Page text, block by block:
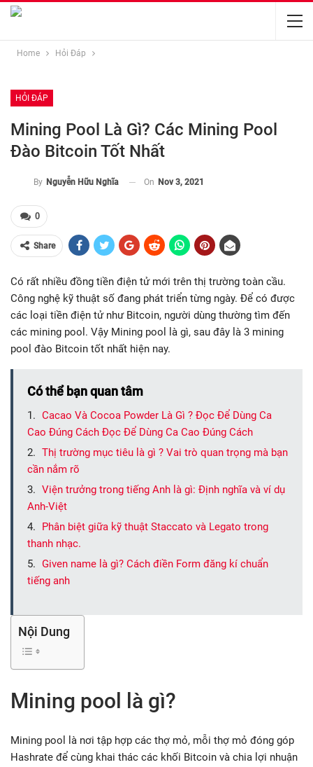
Home Hỏi Đáp
HỎI ĐÁP
Mining Pool Là Gì? Các Mining Pool
Đào Bitcoin Tốt Nhất
By Nguyễn Hữu Nghĩa On Nov 3, 2021
0
Share
Có rất nhiều đồng tiền điện tử mới trên thị trường toàn cầu.
Công nghệ kỹ thuật số đang phát triển từng ngày. Để có được
các loại tiền điện tử như Bitcoin, người dùng thường tìm đến
các mining pool. Vậy Mining pool là gì, sau đây là 3 mining
pool đào Bitcoin tốt nhất hiện nay.
Có thể bạn quan tâm
Cacao Và Cocoa Powder Là Gì ? Đọc Để Dùng Ca
Cao Đúng Cách Đọc Để Dùng Ca Cao Đúng Cách
Thị trường mục tiêu là gì ? Vai trò quan trọng mà bạn
cần nắm rõ
Viện trưởng trong tiếng Anh là gì: Định nghĩa và ví dụ
Anh-Việt
Phân biệt giữa kỹ thuật Staccato và Legato trong
thanh nhạc.
Given name là gì? Cách điền Form đăng kí chuẩn
tiếng anh
Nội Dung
Mining pool là gì?
Mining pool là nơi tập hợp các thợ mỏ, mỗi thợ mỏ đóng góp
Hashrate để cùng khai thác các khối Bitcoin và chia lợi nhuận